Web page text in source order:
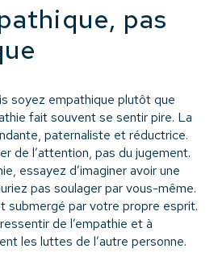
pas
soyez empathique plutôt que
fait souvent se sentir pire. La
paternaliste et réductrice.
de l’attention, pas du jugement.
essayez d’imaginer avoir une
pas soulager par vous-même.
submergé par votre propre esprit.
de l’empathie et à
les luttes de l’autre personne.